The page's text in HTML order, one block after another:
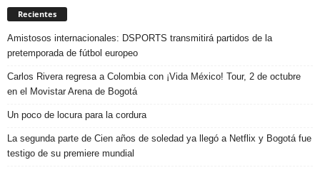
Recientes
Amistosos internacionales: DSPORTS transmitirá partidos de la
pretemporada de fútbol europeo
Carlos Rivera regresa a Colombia con ¡Vida México! Tour, 2 de octubre
en el Movistar Arena de Bogotá
Un poco de locura para la cordura
La segunda parte de Cien años de soledad ya llegó a Netflix y Bogotá fue
testigo de su premiere mundial